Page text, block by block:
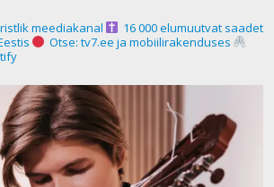
meediakanal
16 000 elumuutvat saadet
Otse: tv7.ee ja mobiilirakenduses